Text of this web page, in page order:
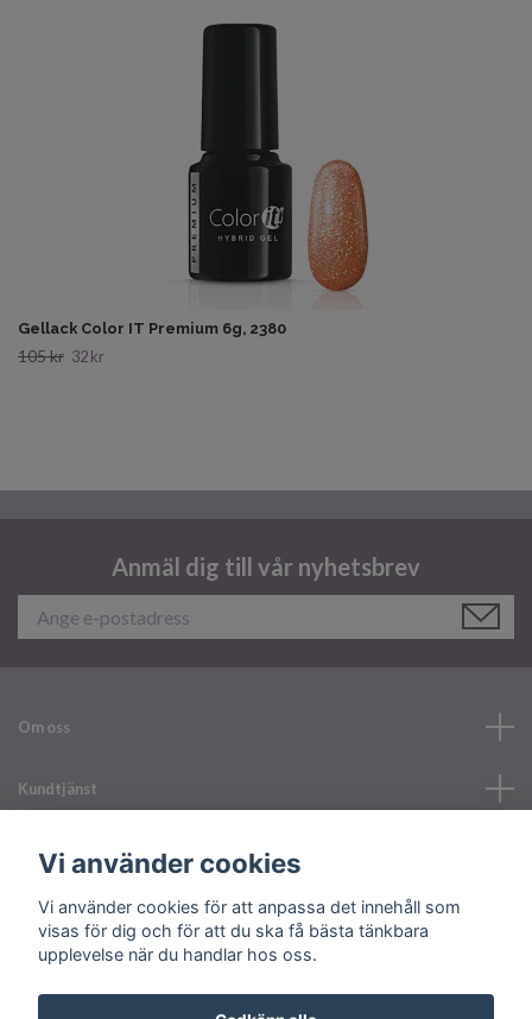
Gellack Color IT Premium 6g, 2380
105 kr 32 kr
Anmäl dig till vår nyhetsbrev
Om oss
Kundtjänst
Läs mer
Sociala medier
Vi använder cookies
Vi använder cookies för att anpassa det innehåll som
visas för dig och för att du ska få bästa tänkbara
upplevelse när du handlar hos oss.